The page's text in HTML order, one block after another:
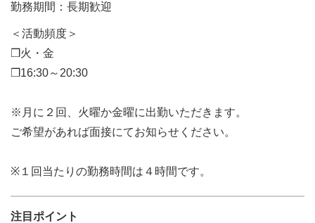
勤務期間：長期歓迎
＜活動頻度＞
❒火・金
❒16:30～20:30
※月に２回、火曜か金曜に出勤いただきます。
ご希望があれば面接にてお知らせください。
※１回当たりの勤務時間は４時間です。
注目ポイント